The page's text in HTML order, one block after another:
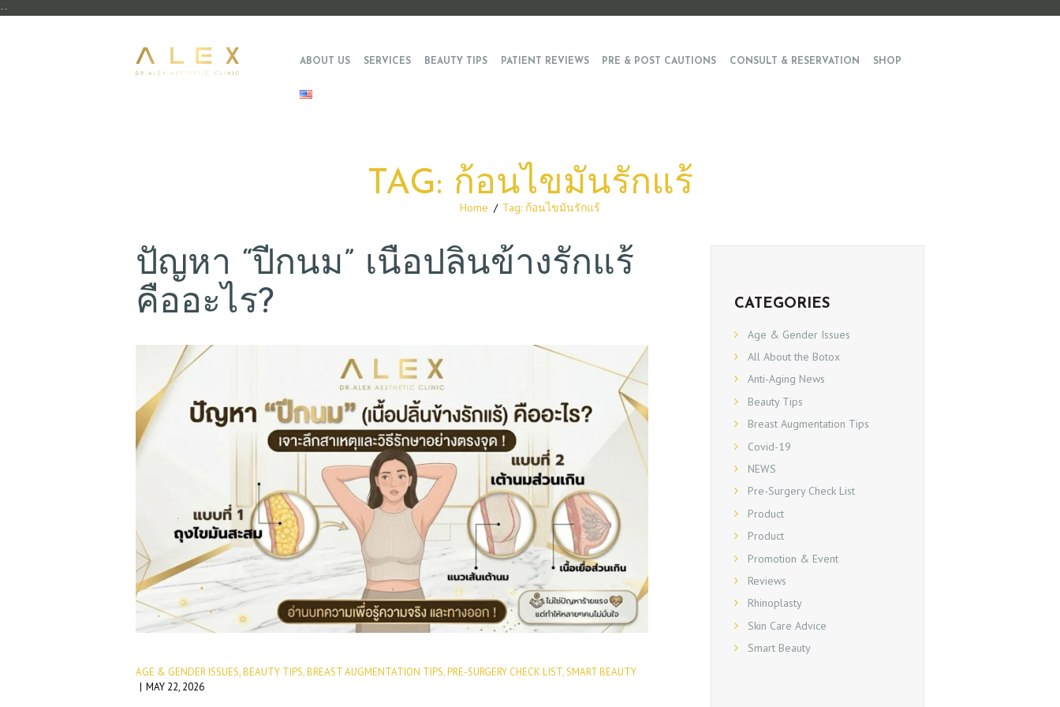
--
ABOUT US SERVICES BEAUTY TIPS PATIENT REVIEWS PRE & POST CAUTIONS CONSULT & RESERVATION SHOP
TAG: ก้อนไขมันรักแร้
Home Tag: ก้อนไขมันรักแร้
ปัญหา “ปีกนม” เนื้อปลิ้นข้างรักแร้
คืออะไร?
AGE & GENDER ISSUES,BEAUTY TIPS,BREAST AUGMENTATION TIPS,PRE-SURGERY CHECK LIST,SMART BEAUTY
MAY 22, 2026
CATEGORIES
Age & Gender Issues
All About the Botox
Anti-Aging News
Beauty Tips
Breast Augmentation Tips
Covid-19
NEWS
Pre-Surgery Check List
Product
Product
Promotion & Event
Reviews
Rhinoplasty
Skin Care Advice
Smart Beauty